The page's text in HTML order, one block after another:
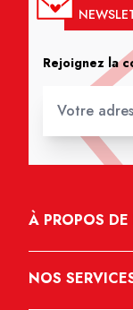
Rejoignez la
À PROPOS
NOS